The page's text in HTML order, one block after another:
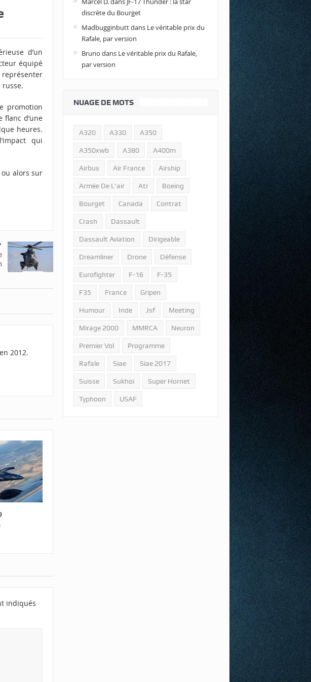
d’un
équipé
représenter
russe.
promotion
flanc d’une
heures.
qui
ou alors sur
2012.
indiqués
discrète du Bourget
Madbugginbuttdans Le véritable prix du
Rafale, par version
Bruno dans Le véritable prix du Rafale,
par version
NUAGE DE MOTS
A320 A330 A350
A350xwb A380 A400m
Airbus Air France Airship
Armée De L'air Atr Boeing
Bourget Canada Contrat
Crash Dassault
Dassault Aviation Dirigeable
Dreamliner Drone Défense
Eurofighter F-16 F-35
F35 France Gripen
Humour Inde Jsf Meeting
Mirage 2000 MMRCA Neuron
Premier Vol Programme
Rafale Siae Siae 2017
Suisse Sukhoi Super Hornet
Typhoon USAF